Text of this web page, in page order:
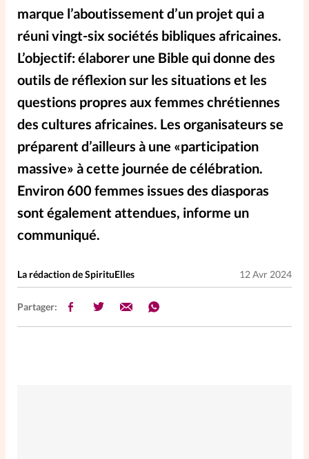
RelationnElles
Shopping Spi
Si(x) simple de...
SpirituElles
Vive la famille
SpirituElles devient Relations
Aujourd’hui!
Faire un don
La Boutique
La Pause SpirituElles - toutes les
marque l’aboutissement d’un projet qui a
réuni vingt-six sociétés bibliques africaines.
L’objectif: élaborer une Bible qui donne des
outils de réflexion sur les situations et les
questions propres aux femmes chrétiennes
des cultures africaines. Les organisateurs se
préparent d’ailleurs à une «participation
massive» à cette journée de célébration.
Environ 600 femmes issues des diasporas
sont également attendues, informe un
communiqué.
La rédaction de SpirituElles 12 Avr 2024
Partager: